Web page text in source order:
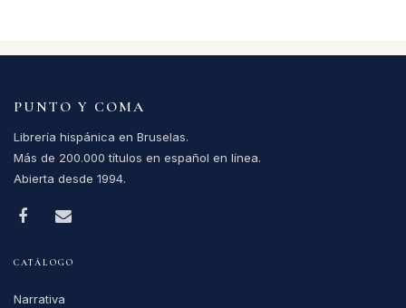
PUNTO Y COMA
Librería hispánica en Bruselas.
Más de 200.000 títulos en español en línea.
Abierta desde 1994.
CATÁLOGO
Narrativa